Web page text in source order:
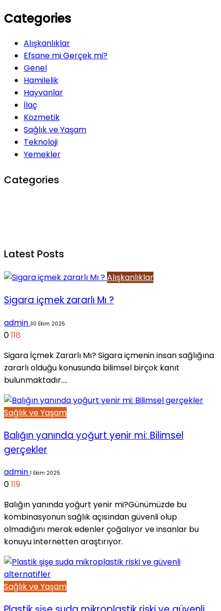
Categories
Alışkanlıklar
Efsane mi Gerçek mi?
Genel
Hamilelik
Hayvanlar
İlaç
Kozmetik
Sağlık ve Yaşam
Teknoloji
Yemekler
Categories
Latest Posts
Alışkanlıklar
Sigara içmek zararlı Mı ?
admin 30 Ekim 2025
0118
Sigara İçmek Zararlı Mı? Sigara içmenin insan sağlığına
zararlı olduğu konusunda bilimsel birçok kanıt
bulunmaktadır….
Sağlık ve Yaşam
Balığın yanında yoğurt yenir mi: Bilimsel
gerçekler
admin 1 Ekim 2025
0119
Balığın yanında yoğurt yenir mi?Günümüzde bu
kombinasyonun sağlık açısından güvenli olup
olmadığını merak edenler çoğalıyor ve insanlar bu
konuyu internetten araştırıyor.
Sağlık ve Yaşam